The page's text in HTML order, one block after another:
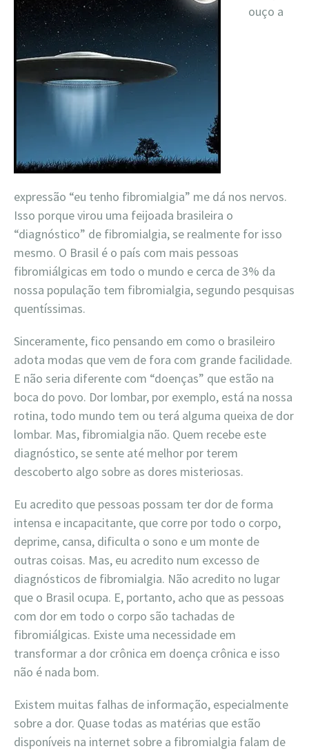
ouço a
expressão “eu tenho fibromialgia” me dá nos nervos.
Isso porque virou uma feijoada brasileira o
“diagnóstico” de fibromialgia, se realmente for isso
mesmo. O Brasil é o país com mais pessoas
fibromiálgicas em todo o mundo e cerca de 3% da
nossa população tem fibromialgia, segundo pesquisas
quentíssimas.
Sinceramente, fico pensando em como o brasileiro
adota modas que vem de fora com grande facilidade.
E não seria diferente com “doenças” que estão na
boca do povo. Dor lombar, por exemplo, está na nossa
rotina, todo mundo tem ou terá alguma queixa de dor
lombar. Mas, fibromialgia não. Quem recebe este
diagnóstico, se sente até melhor por terem
descoberto algo sobre as dores misteriosas.
Eu acredito que pessoas possam ter dor de forma
intensa e incapacitante, que corre por todo o corpo,
deprime, cansa, dificulta o sono e um monte de
outras coisas. Mas, eu acredito num excesso de
diagnósticos de fibromialgia. Não acredito no lugar
que o Brasil ocupa. E, portanto, acho que as pessoas
com dor em todo o corpo são tachadas de
fibromiálgicas. Existe uma necessidade em
transformar a dor crônica em doença crônica e isso
não é nada bom.
Existem muitas falhas de informação, especialmente
sobre a dor. Quase todas as matérias que estão
disponíveis na internet sobre a fibromialgia falam de